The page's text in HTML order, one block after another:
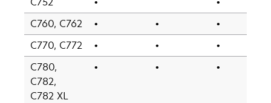
C760, C762
• •
•
C770, C772
• •
•
C780,
C782,
C782 XL
• • •